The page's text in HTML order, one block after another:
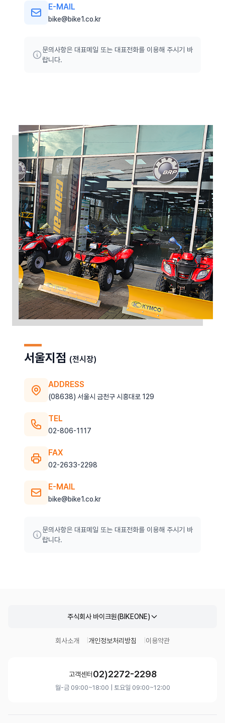
E-MAIL
bike@bike1.co.kr
문의사항은 대표메일 또는 대표전화를 이용해 주시기 바
랍니다.
서울지점 (전시장)
ADDRESS
(08638) 서울시 금천구 시흥대로 129
TEL
02-806-1117
FAX
02-2633-2298
E-MAIL
bike@bike1.co.kr
문의사항은 대표메일 또는 대표전화를 이용해 주시기 바
랍니다.
주식회사 바이크원(BIKEONE)
회사소개 개인정보처리방침 이용약관
고객센터 02)2272-2298
월-금 09:00~18:00 | 토요일 09:00~12:00